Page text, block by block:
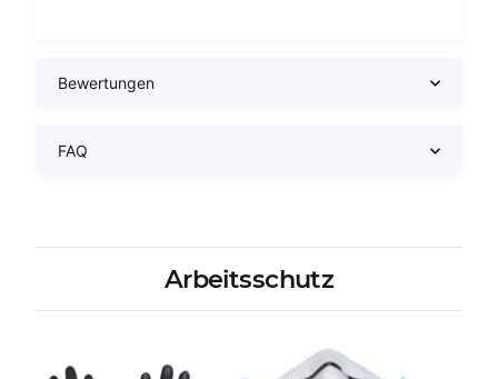
Bewertungen
FAQ
Arbeitsschutz